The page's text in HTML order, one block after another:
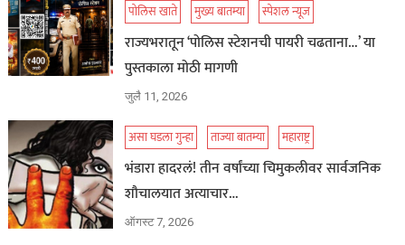
पोलिस खाते
मुख्य बातम्या स्पेशल न्यूज
राज्यभरातून ‘पोलिस स्टेशनची पायरी चढताना…’ या
पुस्तकाला मोठी मागणी
जुलै 11, 2026
असा घडला गुन्हा ताज्या बातम्या महाराष्ट्र
भंडारा हादरलं! तीन वर्षांच्या चिमुकलीवर सार्वजनिक
शौचालयात अत्याचार…
ऑगस्ट 7, 2026